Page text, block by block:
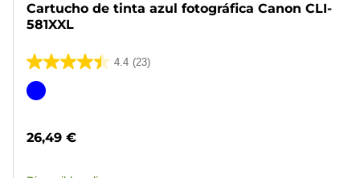
Cartucho de tinta azul fotográfica Canon CLI-
581XXL
4.4 (23)
4.4
de
23
Cartucho
color
26,49 €